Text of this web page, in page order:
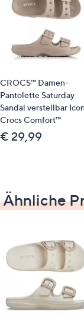
Futter/
CROCS™ Damen-
Pantolette Saturday
Sandal verstellbar
Crocs Comfort™
€ 29,99
Ähnliche